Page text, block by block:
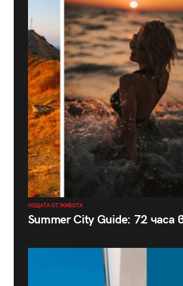
НЕЩАТА ОТ ЖИВОТА
Summer City Guide: 72 часа